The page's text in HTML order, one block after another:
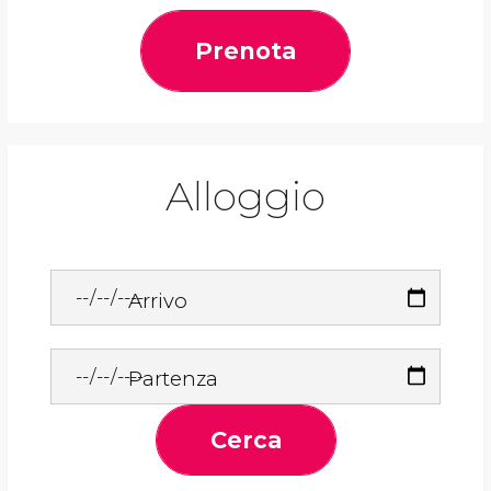
Prenota
Alloggio
Arrivo
Partenza
Cerca